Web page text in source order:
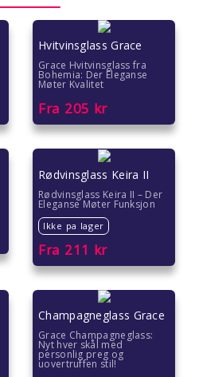
Hvitvinsglass Grace
Grace Hvitvinsglass fra
Bohemia: Der Eleganse
Møter Kvalitet
Fra 205 kr
Rødvinsglass Keira II
Rødvinsglass Keira II – Der
Eleganse Møter Funksjon
Ikke pa lager
Fra 211 kr
Champagneglass Grace
Grace Champagneglass:
Nyt hver skål med
personlig preg og
uovertruffen stil!